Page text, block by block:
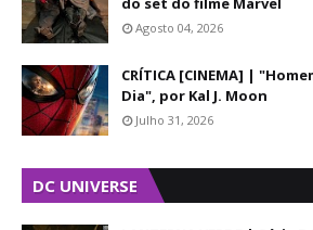
Agosto 04, 2026
CRÍTICA [CINEMA] |
Dia", por Kal J. Moon
Julho 31, 2026
DC UNIVERSE